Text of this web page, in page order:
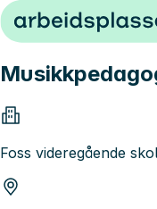
Hopp til innhold
Foss videregående